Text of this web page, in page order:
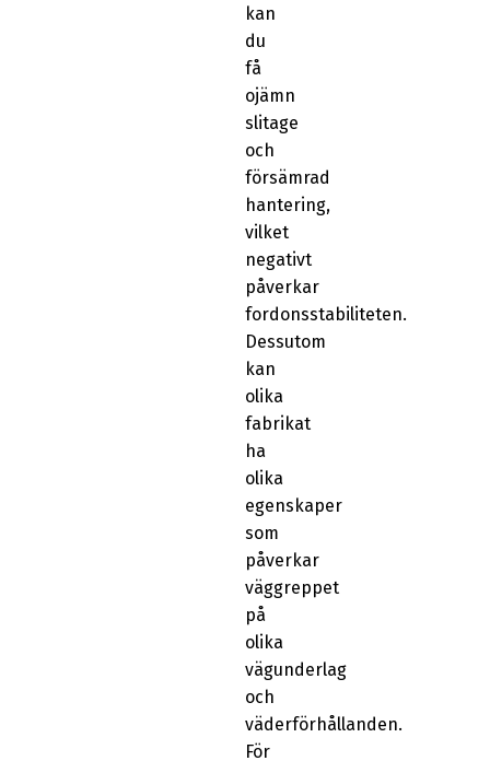
kan
du
få
ojämn
slitage
och
försämrad
hantering,
vilket
negativt
påverkar
fordonsstabiliteten.
Dessutom
kan
olika
fabrikat
ha
olika
egenskaper
som
påverkar
väggreppet
på
olika
vägunderlag
och
väderförhållanden.
För